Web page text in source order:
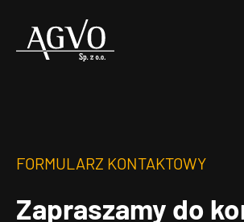
Header
FORMULARZ KONTAKTOWY
Zapraszamy do